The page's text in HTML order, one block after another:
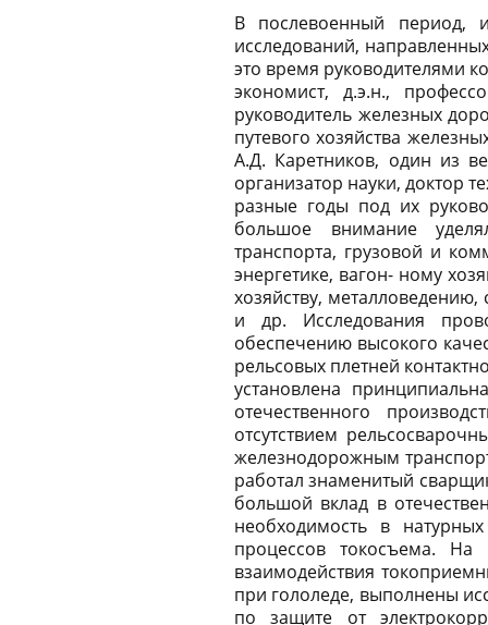
В послевоенный период,
исследований,
это время руководителями
экономист, д.э.н.,
руководитель железных
путевого хозяйства
А.Д. Каретников, один из
организатор науки, доктор
разные годы под их
большое внимание
транспорта, грузовой и
энергетике, вагон- ному
хозяйству, металловедению,
и др. Исследования
обеспечению высокого
рельсовых плетней
установлена
отечественного
отсутствием
железнодорожным
работал знаменитый
большой вклад в
необходимость в
процессов токосъема.
взаимодействия
при гололеде, выполнены
по защите от